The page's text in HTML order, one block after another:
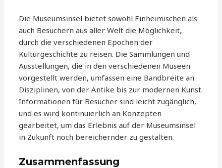
Die Museumsinsel bietet sowohl Einheimischen als
auch Besuchern aus aller Welt die Möglichkeit,
durch die verschiedenen Epochen der
Kulturgeschichte zu reisen. Die Sammlungen und
Ausstellungen, die in den verschiedenen Museen
vorgestellt werden, umfassen eine Bandbreite an
Disziplinen, von der Antike bis zur modernen Kunst.
Informationen für Besucher sind leicht zugänglich,
und es wird kontinuierlich an Konzepten
gearbeitet, um das Erlebnis auf der Museumsinsel
in Zukunft noch bereichernder zu gestalten.
Zusammenfassung